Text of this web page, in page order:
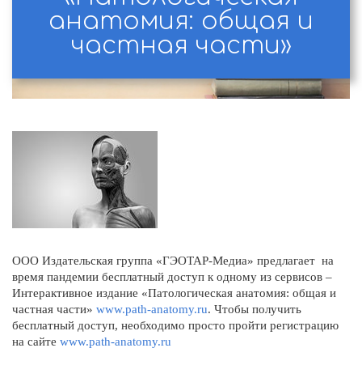
анатомия: общая и
частная части»
ООО Издательская группа «ГЭОТАР-Медиа» предлагает на
время пандемии бесплатный доступ к одному из сервисов –
Интерактивное издание «Патологическая анатомия: общая и
частная части» www.path-anatomy.ru. Чтобы получить
бесплатный доступ, необходимо просто пройти регистрацию
на сайте www.path-anatomy.ru